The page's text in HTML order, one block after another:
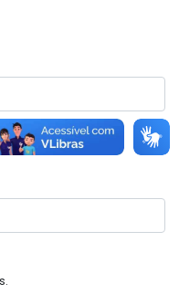
com ninguém.